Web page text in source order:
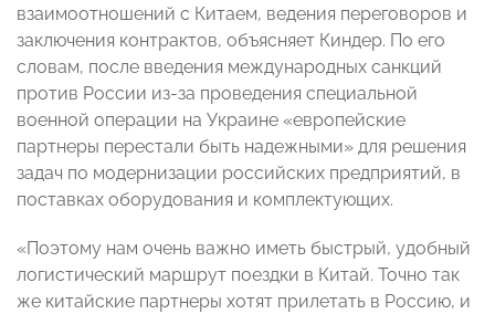
взаимоотношений с Китаем, ведения переговоров и
заключения контрактов, объясняет Киндер. По его
словам, после введения международных санкций
против России из-за проведения специальной
военной операции на Украине «европейские
партнеры перестали быть надежными» для решения
задач по модернизации российских предприятий, в
поставках оборудования и комплектующих.
«Поэтому нам очень важно иметь быстрый, удобный
логистический маршрут поездки в Китай. Точно так
же китайские партнеры хотят прилетать в Россию, и